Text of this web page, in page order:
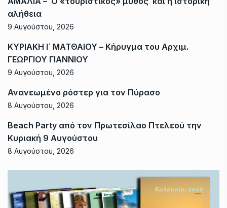
αλήθεια
9 Αυγούστου, 2026
ΚΥΡΙΑΚΗ Ι΄ ΜΑΤΘΑΙΟΥ – Κήρυγμα του Αρχιμ.
ΓΕΩΡΓΙΟΥ ΓΙΑΝΝΙΟΥ
9 Αυγούστου, 2026
Ανανεωμένο ρόστερ για τον Πύρασο
8 Αυγούστου, 2026
Beach Party από τον Πρωτεσίλαο Πτελεού την
Κυριακή 9 Αυγούστου
8 Αυγούστου, 2026